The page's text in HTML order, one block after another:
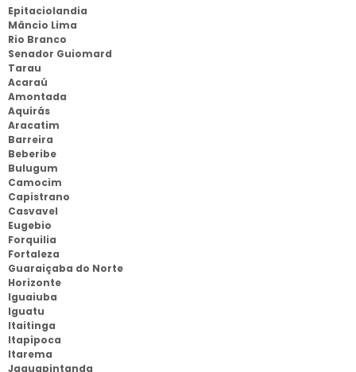
Epitaciolandia
Mâncio Lima
Rio Branco
Senador Guiomard
Tarau
Acaraú
Amontada
Aquirás
Aracatim
Barreira
Beberibe
Bulugum
Camocim
Capistrano
Casvavel
Eugebio
Forquilia
Fortaleza
Guaraiçaba do Norte
Horizonte
Iguaiuba
Iguatu
Itaitinga
Itapipoca
Itarema
Jaguapintanda